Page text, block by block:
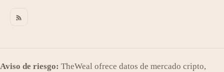
Aviso de riesgo: TheWeal ofrece datos de mercado cripto,